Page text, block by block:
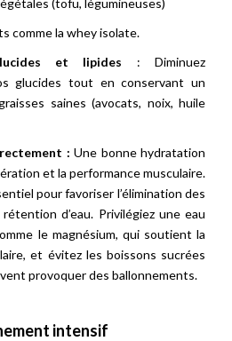
comme la whey isolate.
et lipides : Diminuez
glucides tout en conservant un
saines (avocats, noix, huile
: Une bonne hydratation
et la performance musculaire.
pour favoriser l’élimination des
d’eau. Privilégiez une eau
le magnésium, qui soutient la
et évitez les boissons sucrées
provoquer des ballonnements.
intensif